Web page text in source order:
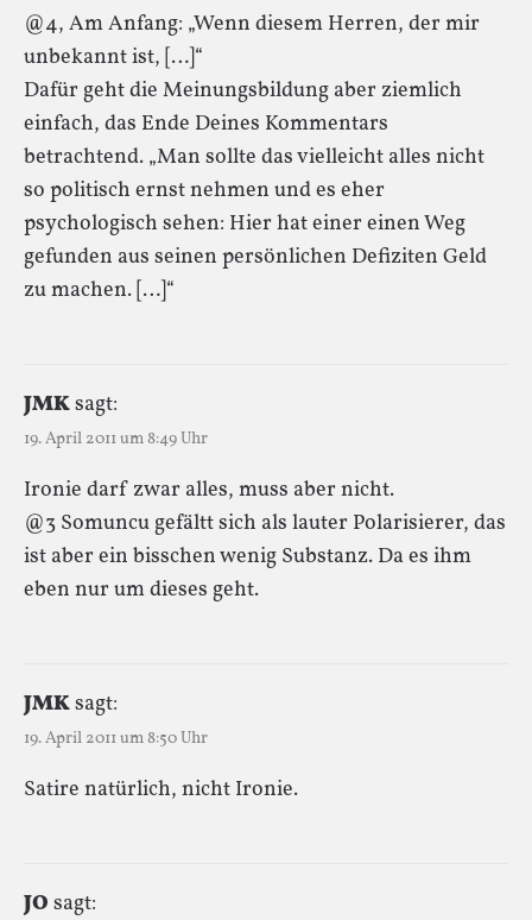
@4, Am Anfang: „Wenn diesem Herren, der mir
unbekannt ist, […]“
Dafür geht die Meinungsbildung aber ziemlich
einfach, das Ende Deines Kommentars
betrachtend. „Man sollte das vielleicht alles nicht
so politisch ernst nehmen und es eher
psychologisch sehen: Hier hat einer einen Weg
gefunden aus seinen persönlichen Defiziten Geld
zu machen. […]“
JMKsagt:
19. April 2011 um 8:49 Uhr
Ironie darf zwar alles, muss aber nicht.
@3 Somuncu gefältt sich als lauter Polarisierer, das
ist aber ein bisschen wenig Substanz. Da es ihm
eben nur um dieses geht.
JMKsagt:
19. April 2011 um 8:50 Uhr
Satire natürlich, nicht Ironie.
JO sagt: